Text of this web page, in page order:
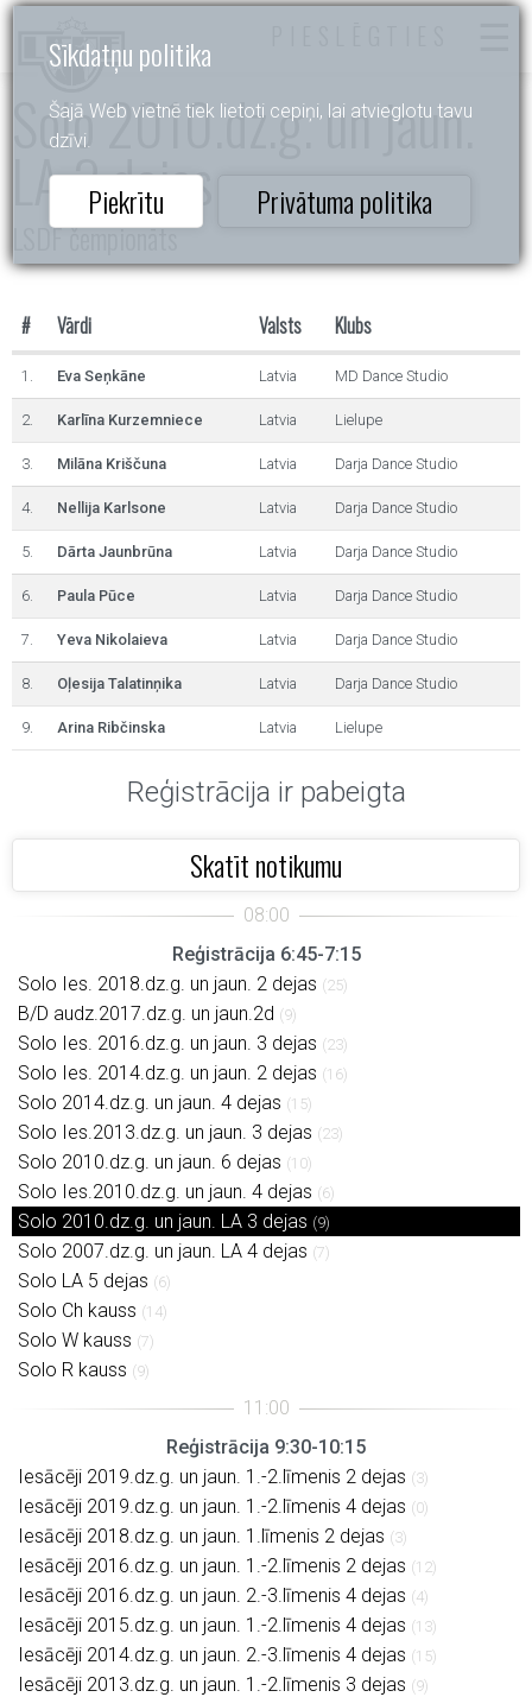
Sīkdatņu politika
Šajā Web vietnē tiek lietoti cepiņi, lai atvieglotu tavu
dzīvi.
Piekrītu Privātuma politika
Solo 2010.dz.g. un jaun.
LA 3 dejas
LSDF čempionāts
# Vārdi Valsts Klubs
1. Eva Seņkāne Latvia MD Dance Studio
2. Karlīna Kurzemniece Latvia Lielupe
3. Milāna Kriščuna Latvia Darja Dance Studio
4. Nellija Karlsone Latvia Darja Dance Studio
5. Dārta Jaunbrūna Latvia Darja Dance Studio
6. Paula Pūce Latvia Darja Dance Studio
7. Yeva Nikolaieva Latvia Darja Dance Studio
8. Oļesija Talatinņika Latvia Darja Dance Studio
9. Arina Ribčinska Latvia Lielupe
Reģistrācija ir pabeigta
Skatīt notikumu
Reģistrācija 6:45-7:15
Solo Ies. 2018.dz.g. un jaun. 2 dejas (25)
B/D audz.2017.dz.g. un jaun.2d (9)
Solo Ies. 2016.dz.g. un jaun. 3 dejas (23)
Solo Ies. 2014.dz.g. un jaun. 2 dejas (16)
Solo 2014.dz.g. un jaun. 4 dejas (15)
Solo Ies.2013.dz.g. un jaun. 3 dejas (23)
Solo 2010.dz.g. un jaun. 6 dejas (10)
Solo Ies.2010.dz.g. un jaun. 4 dejas (6)
Solo 2010.dz.g. un jaun. LA 3 dejas (9)
Solo 2007.dz.g. un jaun. LA 4 dejas (7)
Solo LA 5 dejas (6)
Solo Ch kauss (14)
Solo W kauss (7)
Solo R kauss (9)
Reģistrācija 9:30-10:15
Iesācēji 2019.dz.g. un jaun. 1.-2.līmenis 2 dejas (3)
Iesācēji 2019.dz.g. un jaun. 1.-2.līmenis 4 dejas (0)
Iesācēji 2018.dz.g. un jaun. 1.līmenis 2 dejas (3)
Iesācēji 2016.dz.g. un jaun. 1.-2.līmenis 2 dejas (12)
Iesācēji 2016.dz.g. un jaun. 2.-3.līmenis 4 dejas (4)
Iesācēji 2015.dz.g. un jaun. 1.-2.līmenis 4 dejas (13)
Iesācēji 2014.dz.g. un jaun. 2.-3.līmenis 4 dejas (15)
Iesācēji 2013.dz.g. un jaun. 1.-2.līmenis 3 dejas (9)